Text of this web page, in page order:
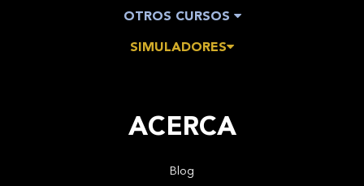
OTROS CURSOS
SIMULADORES
ACERCA
Blog